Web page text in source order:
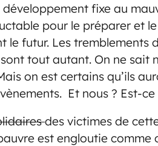
fixe au
pour le préparer et
le futur. Les tremblements
tout autant. On ne sait
on est certains qu’ils
Et nous ? Est-
des victimes de
est engloutie comme